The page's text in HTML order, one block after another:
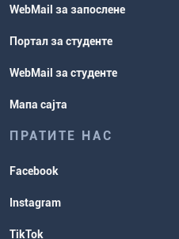
WebMail за запослене
Портал за студенте
WebMail за студенте
Мапа сајта
ПРАТИТЕ НАС
Facebook
Instagram
TikTok